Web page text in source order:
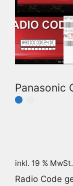
Panasonic
inkl. 19 % MwSt.
Radio Code